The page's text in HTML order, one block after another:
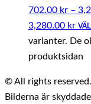
702.00 kr –
3,280.00 kr
varianter. De
produktsidan
© All rights reserved.
Bilderna är